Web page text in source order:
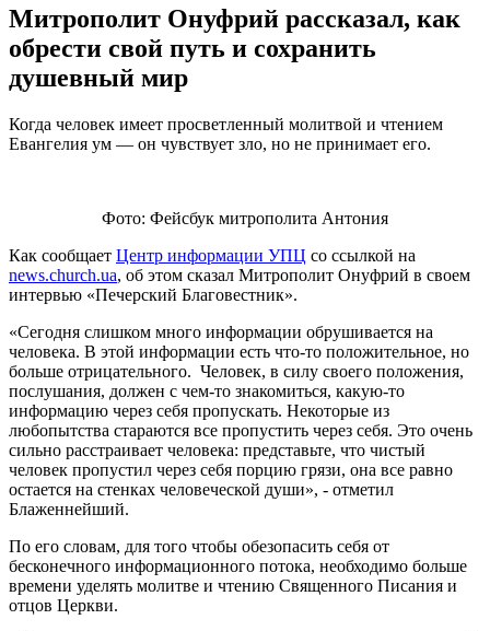
Митрополит Онуфрий рассказал, как
обрести свой путь и сохранить
душевный мир
Когда человек имеет просветленный молитвой и чтением
Евангелия ум — он чувствует зло, но не принимает его.
Фото: Фейсбук митрополита Антония
Как сообщает Центр информации УПЦ со ссылкой на
news.church.ua, об этом сказал Митрополит Онуфрий в своем
интервью «Печерский Благовестник».
«Сегодня слишком много информации обрушивается на
человека. В этой информации есть что-то положительное, но
больше отрицательного. Человек, в силу своего положения,
послушания, должен с чем-то знакомиться, какую-то
информацию через себя пропускать. Некоторые из
любопытства стараются все пропустить через себя. Это очень
сильно расстраивает человека: представьте, что чистый
человек пропустил через себя порцию грязи, она все равно
остается на стенках человеческой души», - отметил
Блаженнейший.
По его словам, для того чтобы обезопасить себя от
бесконечного информационного потока, необходимо больше
времени уделять молитве и чтению Священного Писания и
отцов Церкви.